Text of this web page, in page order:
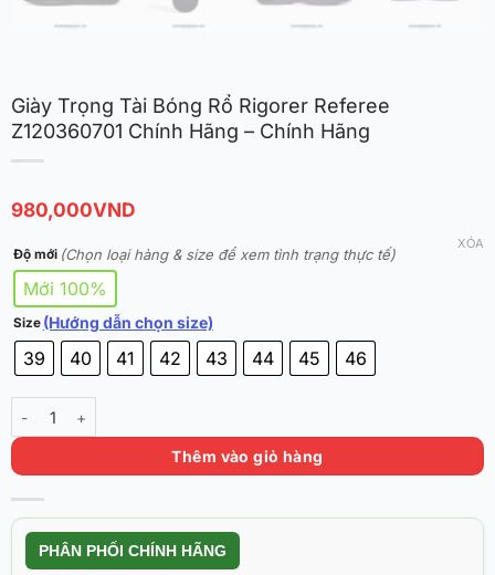
Giày Trọng Tài Bóng Rổ Rigorer Referee
Z120360701 Chính Hãng – Chính Hãng
980,000VND
Độ mới (Chọn loại hàng & size để xem tình trạng thực tế)
Mới 100%
Size (Hướng dẫn chọn size)
39 40 41 42 43 44 45 46
XÓA
Giày Trọng Tài Bóng Rổ Rigorer Referee Z120360701 Chính Hãng -
Thêm vào giỏ hàng
PHÂN PHỐI CHÍNH HÃNG